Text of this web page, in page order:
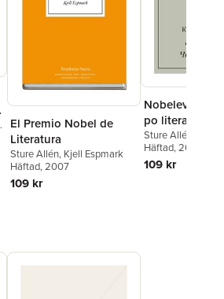
El Premio Nobel de
Literatura
Sture Allén, Kjell Espmark
Häftad, 2007
109 kr
Nobelevskaja
po literature
Sture Allén
Häftad, 2009
109 kr